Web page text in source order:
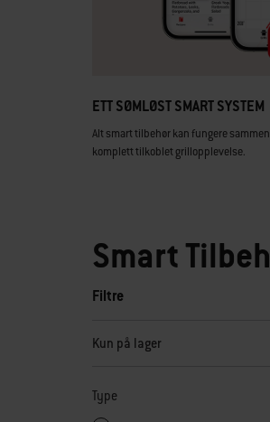
ETT SØMLØST SMART SYSTEM
Alt smart tilbehør kan fungere
komplett tilkoblet grillopplevelse.
Smart
Filtre
Hvis du velger noen av filtrene,
Kun på lager
Type